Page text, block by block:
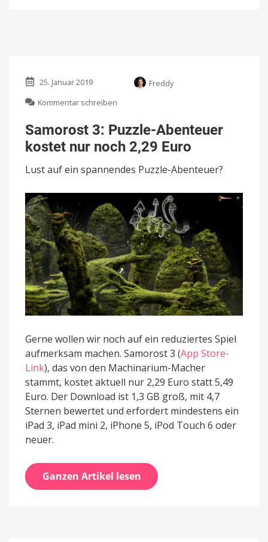
25. Januar 2019
Freddy
Kommentar schreiben
3:
Puzzle-
Abenteuer
nur
2,29
Euro
Samorost 3: Puzzle-Abenteuer
kostet nur noch 2,29 Euro
Lust auf ein spannendes Puzzle-Abenteuer?
Gerne wollen wir noch auf ein reduziertes Spiel
aufmerksam machen. Samorost 3 (App Store-
Link), das von den Machinarium-Macher
stammt, kostet aktuell nur 2,29 Euro statt 5,49
Euro. Der Download ist 1,3 GB groß, mit 4,7
Sternen bewertet und erfordert mindestens ein
iPad 3, iPad mini 2, iPhone 5, iPod Touch 6 oder
neuer.
Ganzen Artikel lesen